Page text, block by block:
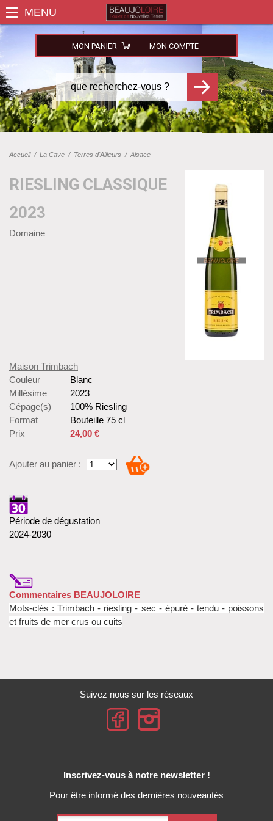
MON PANIER MON COMPTE
Accueil/ La Cave / Terres d'Ailleurs / Alsace
RIESLING CLASSIQUE
2023
Domaine
Maison Trimbach
Couleur
Blanc
Millésime
2023
Cépage(s)
100% Riesling
Format
Bouteille 75 cl
Prix
24,00 €
Ajouter au panier :
Période de dégustation
2024-2030
Commentaires BEAUJOLOIRE
Mots-clés : Trimbach- riesling - sec - épuré - tendu - poissons
et fruits de mer crus ou cuits
Suivez nous sur les réseaux
Inscrivez-vous à notre newsletter !
Pour être informé des dernières nouveautés